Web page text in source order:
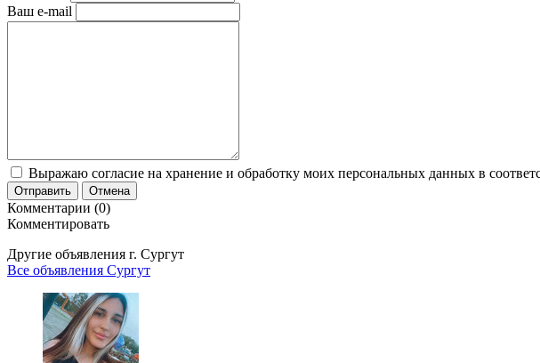
Ваш e-mail
Выражаю согласие на хранение и обработку моих персональных данных в
Отправить Отмена
Комментарии (0)
Комментировать
Другие объявления г. Сургут
Все объявления Сургут